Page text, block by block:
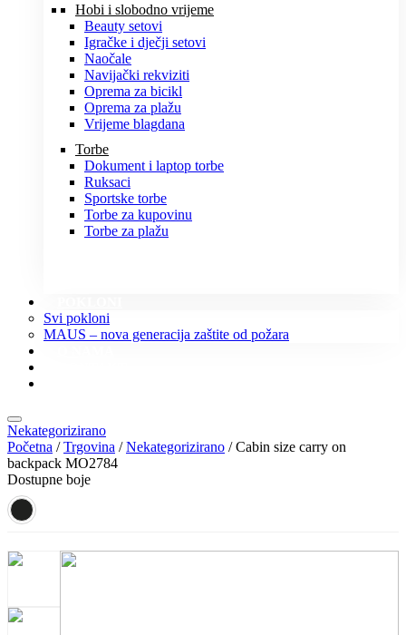
Hobi i slobodno vrijeme
Beauty setovi
Igračke i dječji setovi
Naočale
Navijački rekviziti
Oprema za bicikl
Oprema za plažu
Vrijeme blagdana
Torbe
Dokument i laptop torbe
Ruksaci
Sportske torbe
Torbe za kupovinu
Torbe za plažu
Svi pokloni
MAUS – nova generacija zaštite od požara
Nekategorizirano
Početna /Trgovina /Nekategorizirano / Cabin size carry on
backpack MO2784
Dostupne boje